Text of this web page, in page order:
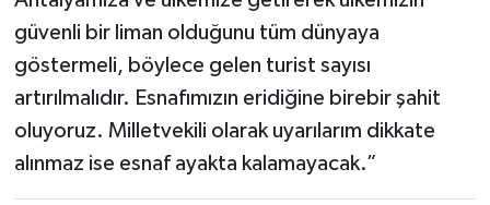
güvenli bir liman olduğunu tüm dünyaya
göstermeli, böylece gelen turist sayısı
artırılmalıdır. Esnafımızın eridiğine birebir şahit
oluyoruz. Milletvekili olarak uyarılarım dikkate
alınmaz ise esnaf ayakta kalamayacak.”